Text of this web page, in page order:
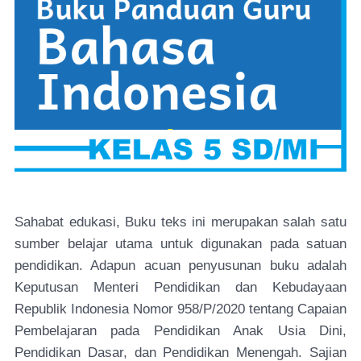
Sahabat edukasi, Buku teks ini merupakan salah satu
sumber belajar utama untuk digunakan pada satuan
pendidikan. Adapun acuan penyusunan buku adalah
Keputusan Menteri Pendidikan dan Kebudayaan
Republik Indonesia Nomor 958/P/2020 tentang Capaian
Pembelajaran pada Pendidikan Anak Usia Dini,
Pendidikan Dasar, dan Pendidikan Menengah. Sajian